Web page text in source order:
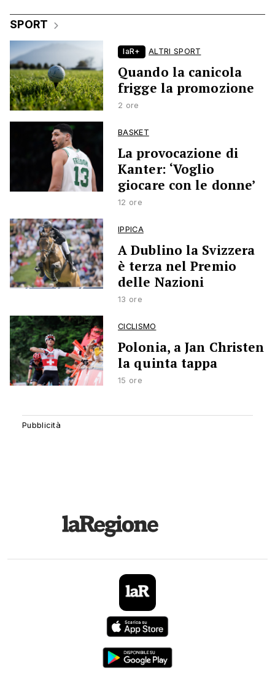
SPORT
laR+ ALTRI SPORT
Quando la canicola
frigge la promozione
2 ore
BASKET
La provocazione di
Kanter: ‘Voglio
giocare con le donne’
12 ore
IPPICA
A Dublino la Svizzera
è terza nel Premio
delle Nazioni
13 ore
CICLISMO
Polonia, a Jan Christen
la quinta tappa
15 ore